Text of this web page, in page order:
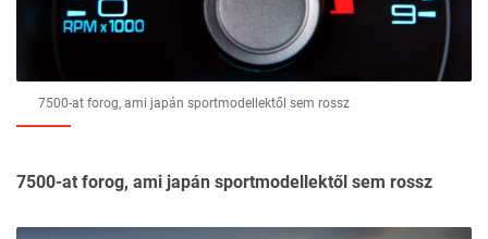
7500-at forog, ami japán sportmodellektől sem rossz
7500-at forog, ami japán sportmodellektől sem rossz